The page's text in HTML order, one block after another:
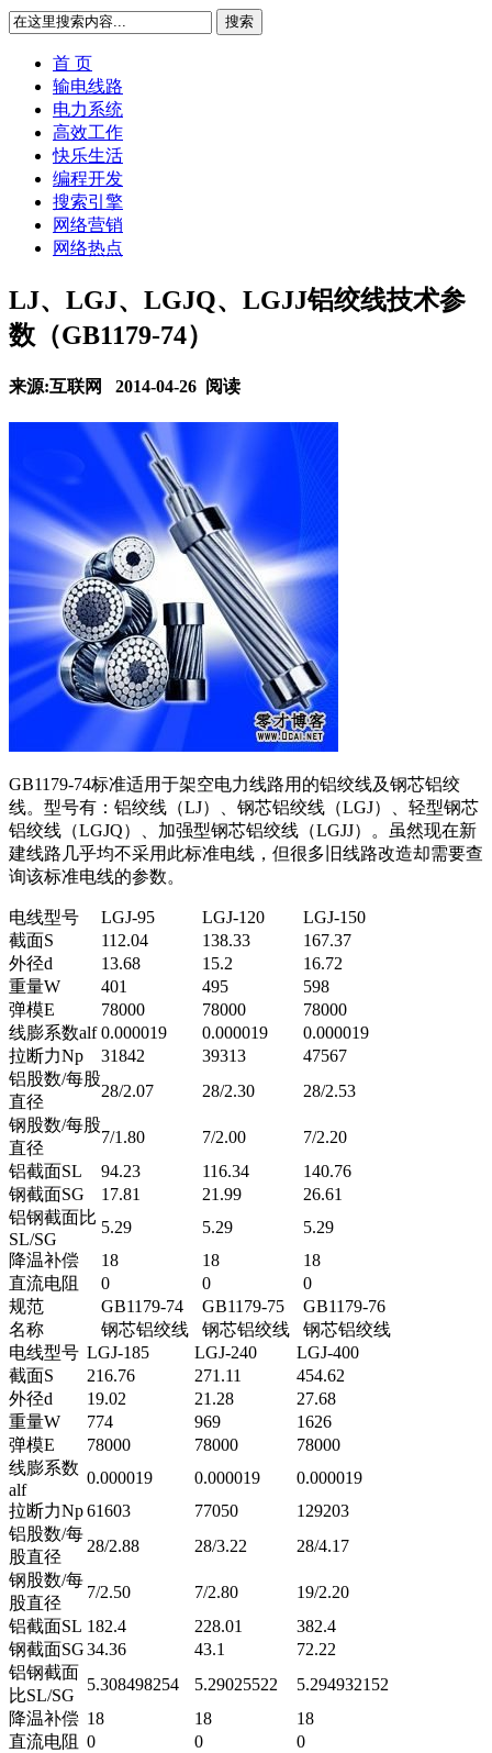
搜索
首 页
输电线路
电力系统
高效工作
快乐生活
编程开发
搜索引擎
网络营销
网络热点
LJ、LGJ、LGJQ、LGJJ铝绞线技术参
数（GB1179-74）
来源:互联网 2014-04-26 阅读
GB1179-74标准适用于架空电力线路用的铝绞线及钢芯铝绞
线。型号有：铝绞线（LJ）、钢芯铝绞线（LGJ）、轻型钢芯
铝绞线（LGJQ）、加强型钢芯铝绞线（LGJJ）。虽然现在新
建线路几乎均不采用此标准电线，但很多旧线路改造却需要查
询该标准电线的参数。
电线型号 LGJ-95 LGJ-120
LGJ-150
截面S
112.04 138.33
167.37
外径d
13.68 15.2
16.72
重量W
401 495
598
弹模E
78000 78000
78000
线膨系数alf 0.000019 0.000019
0.000019
拉断力Np
31842 39313
47567
铝股数/每股
直径
28/2.07 28/2.30
28/2.53
钢股数/每股
直径
7/1.80 7/2.00
7/2.20
铝截面SL
94.23 116.34
140.76
钢截面SG
17.81 21.99
26.61
铝钢截面比
SL/SG
5.29 5.29
5.29
降温补偿
18 18
18
直流电阻
0 0
0
规范
GB1179-74 GB1179-75
GB1179-76
名称
钢芯铝绞线 钢芯铝绞线
钢芯铝绞线
电线型号 LGJ-185 LGJ-240
LGJ-400
截面S
216.76 271.11
454.62
外径d
19.02 21.28
27.68
重量W
774 969
1626
弹模E
78000 78000
78000
线膨系数
alf
0.000019 0.000019
0.000019
拉断力Np61603 77050
129203
铝股数/每
股直径
28/2.88 28/3.22
28/4.17
钢股数/每
股直径
7/2.50 7/2.80
19/2.20
铝截面SL 182.4 228.01
382.4
钢截面SG34.36 43.1
72.22
铝钢截面
比SL/SG
5.308498254 5.29025522
5.294932152
降温补偿 18 18
18
直流电阻 0 0
0